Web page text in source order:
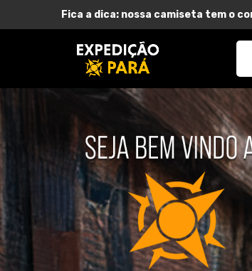
Fica a dica: nossa camiseta tem o
Expedição Pará -